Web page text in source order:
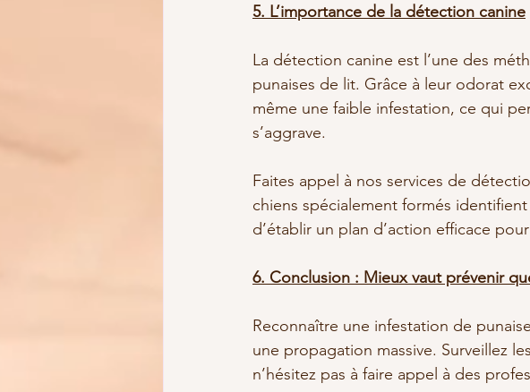
5. L’importance de la détection canine
La détection canine est l’une des
punaises de lit. Grâce à leur odorat
même une faible infestation, ce qui
s’aggrave.
Faites appel à nos services de
chiens spécialement formés
d’établir un plan d’action efficace
6. Conclusion : Mieux vaut prévenir
Reconnaître une infestation de
une propagation massive. Surveillez
n’hésitez pas à faire appel à des